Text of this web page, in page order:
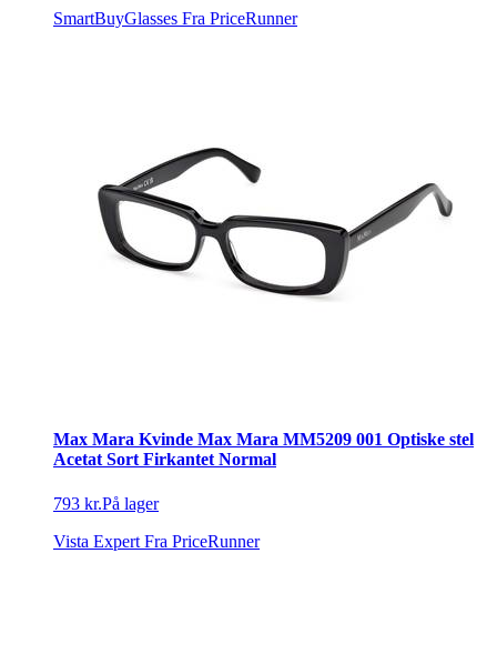
SmartBuyGlasses Fra PriceRunner
Max Mara Kvinde Max Mara MM5209 001 Optiske stel
Acetat Sort Firkantet Normal
793 kr.På lager
Vista Expert Fra PriceRunner